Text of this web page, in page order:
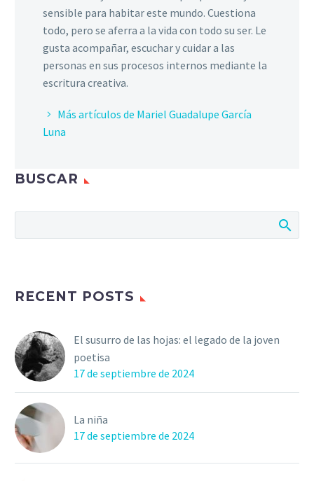
sensible para habitar este mundo. Cuestiona
todo, pero se aferra a la vida con todo su ser. Le
gusta acompañar, escuchar y cuidar a las
personas en sus procesos internos mediante la
escritura creativa.
Más artículos de Mariel Guadalupe García
Luna
BUSCAR
RECENT POSTS
El susurro de las hojas: el legado de la joven
poetisa
17 de septiembre de 2024
La niña
17 de septiembre de 2024